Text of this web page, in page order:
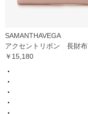
SAMANTHAVEGA
アクセントリボン 長財布
￥15,180
・
・
・
・